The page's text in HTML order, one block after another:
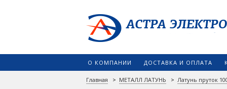
О КОМПАНИИ ДОСТАВКА И ОПЛАТА
Главная > МЕТАЛЛ ЛАТУНЬ > Латунь пруток